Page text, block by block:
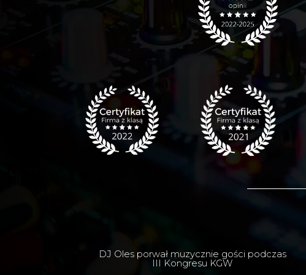
DJ Oles porwał muzycznie gości podczas
III Kongresu KGW